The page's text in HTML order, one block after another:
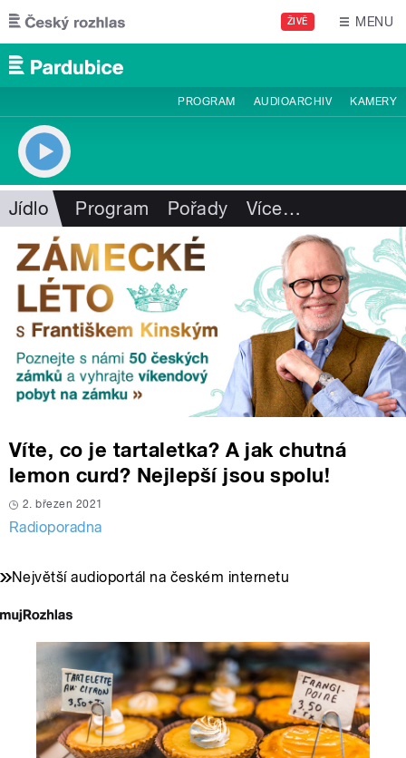
Přejít k hlavnímu obsahu
ŽIVĚ MENU
PROGRAM AUDIOARCHIV KAMERY
Jídlo Program Pořady Více…
Víte, co je tartaletka? A jak chutná
lemon curd? Nejlepší jsou spolu!
2. březen 2021
Radioporadna
Největší audioportál na českém internetu